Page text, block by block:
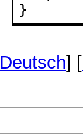
}
Deutsch] [